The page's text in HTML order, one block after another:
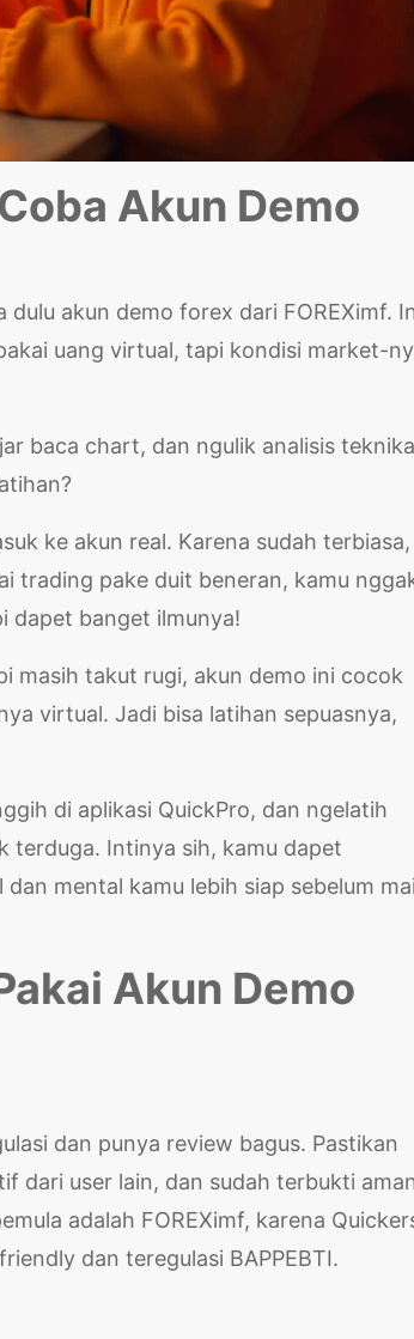
Akun Demo
akun demo forex dari FOREXimf.
uang virtual, tapi kondisi market-
baca chart, dan ngulik analisis
ke akun real. Karena sudah terbiasa,
trading pake duit beneran, kamu
dapet banget ilmunya!
masih takut rugi, akun demo ini cocok
virtual. Jadi bisa latihan sepuasnya,
di aplikasi QuickPro, dan ngelatih
terduga. Intinya sih, kamu dapet
mental kamu lebih siap sebelum
Akun Demo
dan punya review bagus. Pastikan
dari user lain, dan sudah terbukti
adalah FOREXimf, karena
dan teregulasi BAPPEBTI.